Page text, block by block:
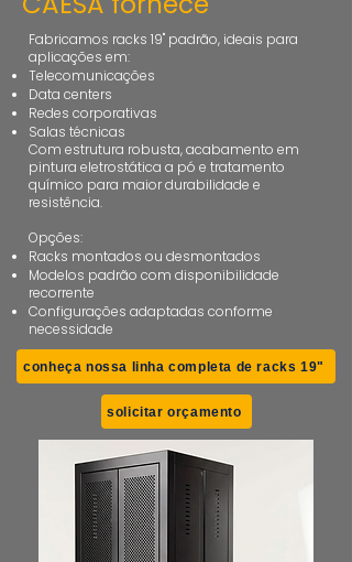
Fabricamos racks 19" padrão, ideais para
aplicações em:
Telecomunicações
Data centers
Redes corporativas
Salas técnicas
Com estrutura robusta, acabamento em
pintura eletrostática a pó e tratamento
químico para maior durabilidade e
resistência.
Opções:
Racks montados ou desmontados
Modelos padrão com disponibilidade
recorrente
Configurações adaptadas conforme
necessidade
conheça nossa linha completa de racks 19"
solicitar orçamento